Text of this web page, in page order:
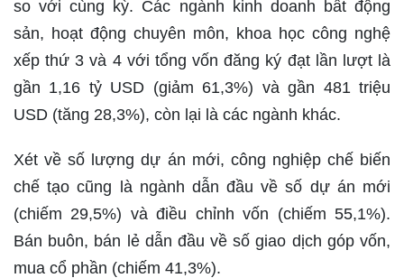
so với cùng kỳ. Các ngành kinh doanh bất động
sản, hoạt động chuyên môn, khoa học công nghệ
xếp thứ 3 và 4 với tổng vốn đăng ký đạt lần lượt là
gần 1,16 tỷ USD (giảm 61,3%) và gần 481 triệu
USD (tăng 28,3%), còn lại là các ngành khác.
Xét về số lượng dự án mới, công nghiệp chế biến
chế tạo cũng là ngành dẫn đầu về số dự án mới
(chiếm 29,5%) và điều chỉnh vốn (chiếm 55,1%).
Bán buôn, bán lẻ dẫn đầu về số giao dịch góp vốn,
mua cổ phần (chiếm 41,3%).